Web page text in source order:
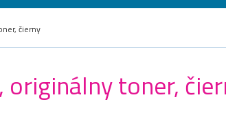
čierny
originálny toner,